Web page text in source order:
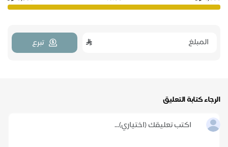
تبرع
الرجاء كتابة التعليق